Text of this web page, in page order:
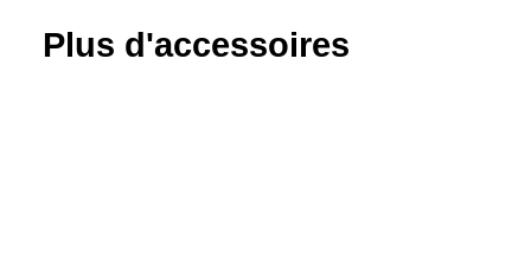
butée
Plus d'accessoires